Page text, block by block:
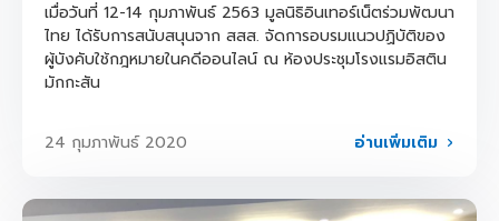
เมื่อวันที่ 12-14 กุมภาพันธ์ 2563 มูลนิธิอินเทอร์เน็ตร่วมพัฒนา
ไทย ได้รับการสนับสนุนจาก สสส. จัดการอบรมแนวปฏิบัติของ
ผู้บังคับใช้กฎหมายในคดีออนไลน์ ณ ห้องประชุมโรงแรมอิสติน
มักกะสัน
24 กุมภาพันธ์ 2020 อ่านเพิ่มเติม